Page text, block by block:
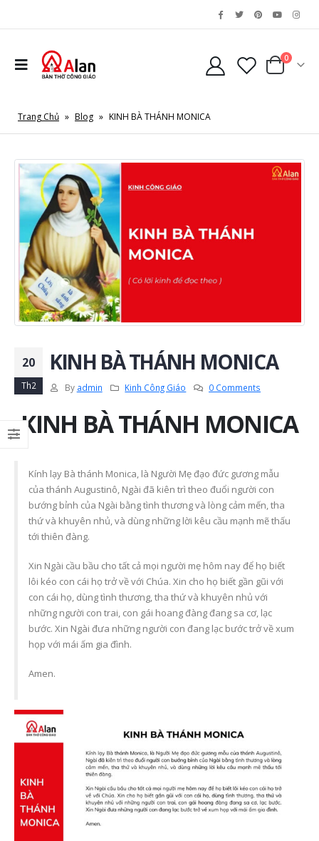
0
Trang Chủ » Blog » KINH BÀ THÁNH MONICA
20
Th2
KINH BÀ THÁNH MONICA
By admin Kinh Công Giáo 0 Comments
KINH BÀ THÁNH MONICA
Kính lạy Bà thánh Monica, là Người Mẹ đạo đức gương mẫu
của thánh Augustinô, Ngài đã kiên trì theo đuổi người con
bướng bỉnh của Ngài bằng tình thương và lòng cảm mến, tha
thứ và khuyên nhủ, và dùng những lời kêu cầu mạnh mẽ thấu
tới thiên đàng.
Xin Ngài cầu bầu cho tất cả mọi người mẹ hôm nay để họ biết
lôi kéo con cái họ trở về với Chúa. Xin cho họ biết gần gũi với
con cái họ, dùng tình thương, tha thứ và khuyên nhủ với
những người con trai, con gái hoang đàng đang sa cơ, lạc
bước. Xin Ngài đưa những người con đang lạc bước trở về xum
họp với mái ấm gia đình.
Amen.
Năm Phụng Vụ Công
Giáo
6 Tháng 7, 2026
Bí Tích Thánh Thể –
Nguồn Sống Đức Tin Và
Sức Mạnh Gắn Kết Gia
Đình Công Giáo(P2)
6 Tháng 7, 2026
mở đời sống cầu
trong mỗi gia đình
giáo
23 Tháng 6, 2026
Người Công giáo và
tôn kính tổ tiên – Sự